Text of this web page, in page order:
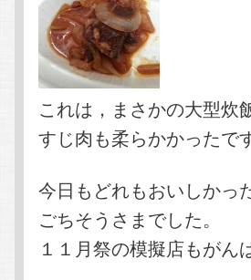
これは，まさかの大型炊
すじ肉も柔らかかったで
今日もどれもおいしかっ
ごちそうさまでした。
１１月祭の模擬店もがん